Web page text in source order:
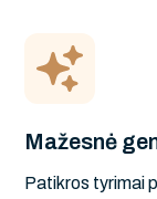
Mažesnė
Patikros tyrimai